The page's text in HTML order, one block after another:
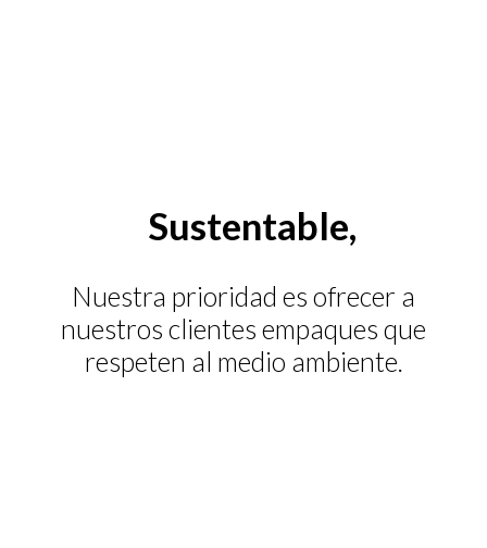
Sustentable,
Nuestra prioridad es ofrecer a
nuestros clientes empaques que
respeten al medio ambiente.